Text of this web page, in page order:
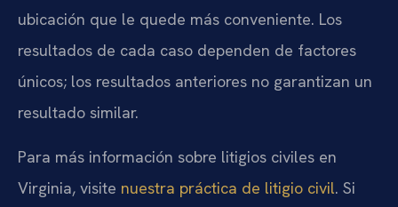
ubicación que le quede más conveniente. Los
resultados de cada caso dependen de factores
únicos; los resultados anteriores no garantizan un
resultado similar.
Para más información sobre litigios civiles en
Virginia, visite nuestra práctica de litigio civil. Si